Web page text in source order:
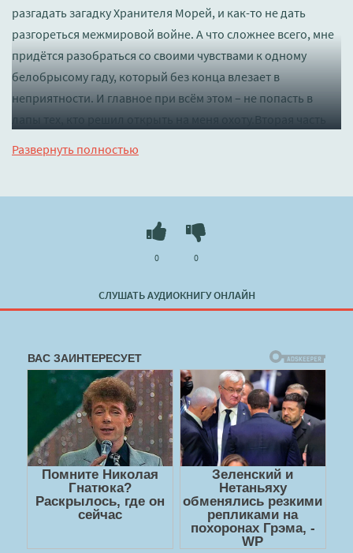
разгадать загадку Хранителя Морей, и как-то не дать
разгореться межмировой войне. А что сложнее всего, мне
придётся разобраться со своими чувствами к одному
белобрысому гаду, который без конца влезает в
неприятности. И главное при всём этом – не попасть в
лапы тех, кто решил открыть на меня охоту.Вторая часть
Слушать 🔊 mp3 (мп3) аудиокнигу "Сумей меня уберечь,
booksaudio-online.com
Развернуть полностью
СЛУШАТЬ АУДИОКНИГУ ОНЛАЙН
0 0